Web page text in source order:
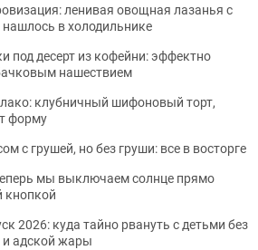
ленивая овощная лазанья с
в холодильнике
под десерт из кофейни: эффектно
нашествием
клубничный шифоновый торт,
форму
с грушей, но без груши: все в восторге
мы выключаем солнце прямо
кнопкой
2026: куда тайно рвануть с детьми без
и адской жары